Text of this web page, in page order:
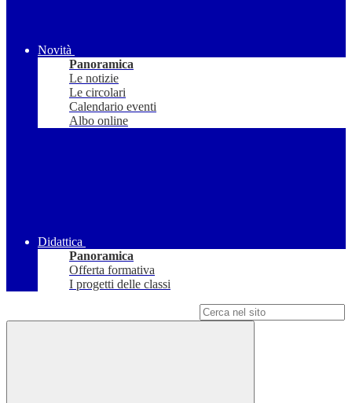
Novità
Panoramica
Le notizie
Le circolari
Calendario eventi
Albo online
Didattica
Panoramica
Offerta formativa
I progetti delle classi